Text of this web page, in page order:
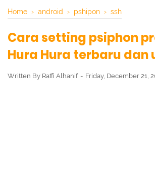
Home › android › pshipon › ssh
Cara setting psiphon
Hura Hura terbaru dan
Written By Raffi Alhanif Friday, December 21,